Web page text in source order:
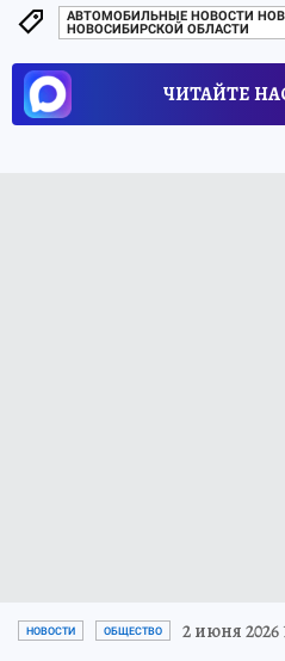
АВТОМОБИЛЬНЫЕ НОВОСТИ
НОВОСИБИРСКОЙ ОБЛАСТИ
ЧИТАЙТЕ
НОВОСТИ ОБЩЕСТВО 2 июня 2026